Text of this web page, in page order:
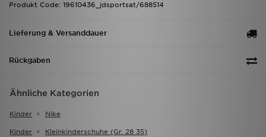
Produkt Code: 19610436_jdsportsat/688514
Lieferung & Versanddauer
Rückgaben
Ähnliche Kategorien
Kinder Nike
Kinder Kleinkinderschuhe (gr. 28 35)